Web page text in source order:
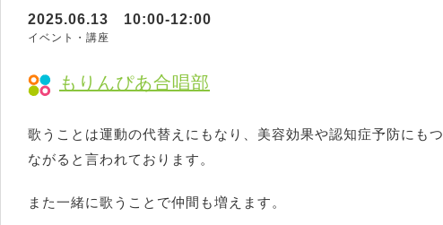
もりんぴあ合唱部
2025.06.13 10:00-12:00
イベント・講座
歌うことは運動の代替えにもなり、美容効果や認知症予防にもつ
ながると言われております。
また一緒に歌うことで仲間も増えます。